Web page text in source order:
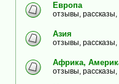
Европа
отзывы, рассказы,
Азия
отзывы, рассказы,
Африка,
отзывы, рассказы,